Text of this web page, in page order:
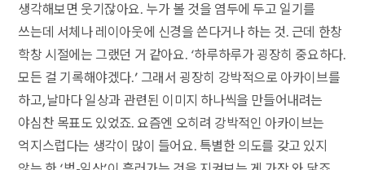
생각해보면 웃기잖아요. 누가 볼 것을 염두에 두고 일기를
쓰는데 서체나 레이아웃에 신경을 쓴다거나 하는 것. 근데 한창
학창 시절에는 그랬던 거 같아요. ‘하루하루가 굉장히 중요하다.
모든 걸 기록해야겠다.’ 그래서 굉장히 강박적으로 아카이브를
하고, 날마다 일상과 관련된 이미지 하나씩을 만들어내려는
야심찬 목표도 있었죠. 요즘엔 오히려 강박적인 아카이브는
억지스럽다는 생각이 많이 들어요. 특별한 의도를 갖고 있지